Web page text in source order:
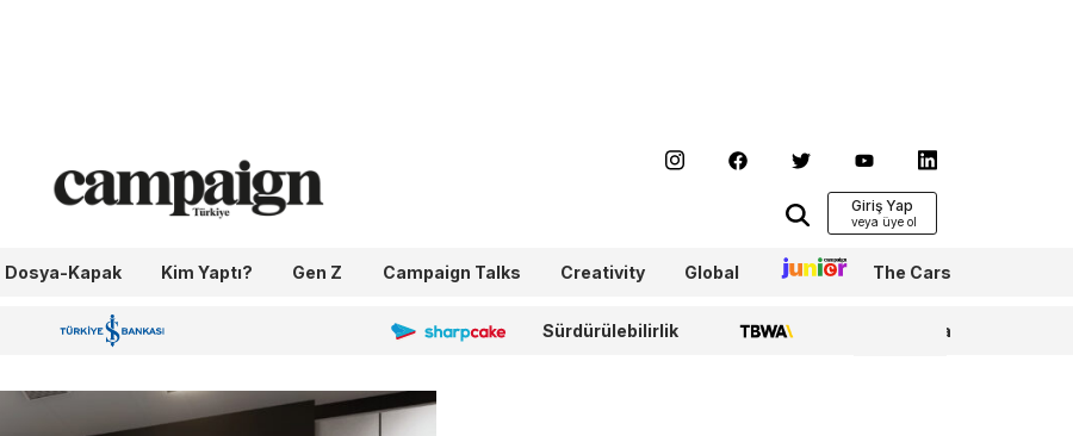
Giriş Yap
Dosya-Kapak Kim Yaptı? Gen Z Campaign Talks Creativity Global Junior The Cars
İş Bankası 100.Yıl Sharpcake Sürdürülebilirlik TBWA WPP Media